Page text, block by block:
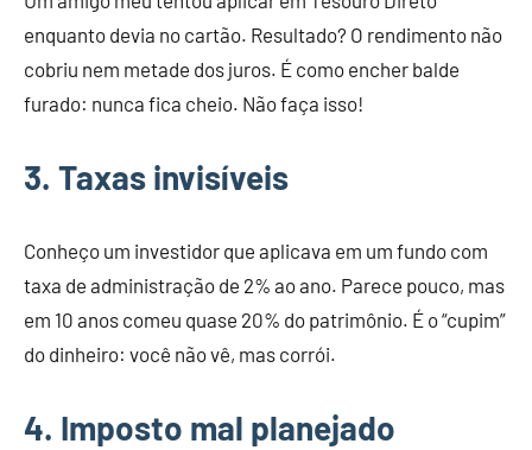
enquanto devia no cartão. Resultado? O rendimento não
cobriu nem metade dos juros. É como encher balde
furado: nunca fica cheio. Não faça isso!
3. Taxas invisíveis
Conheço um investidor que aplicava em um fundo com
taxa de administração de 2% ao ano. Parece pouco, mas
em 10 anos comeu quase 20% do patrimônio. É o “cupim”
do dinheiro: você não vê, mas corrói.
4. Imposto mal planejado